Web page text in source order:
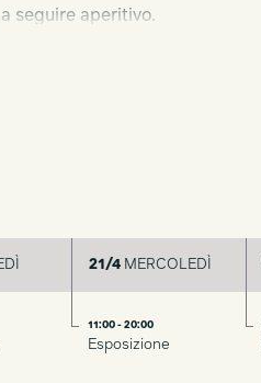
seguire aperitivo.
21/4 MERCOLEDÌ
11:00 - 20:00
Esposizione